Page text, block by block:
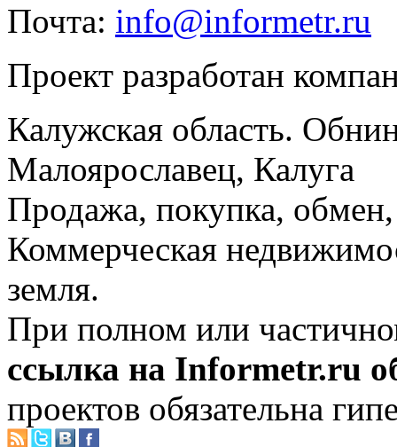
Почта: info@informetr.ru
Проект разработан
Калужская область.
Малоярославец, Калуга
Продажа, покупка, обмен,
Коммерческая
земля.
При полном или
ссылка на Informetr.ru
проектов обязательна